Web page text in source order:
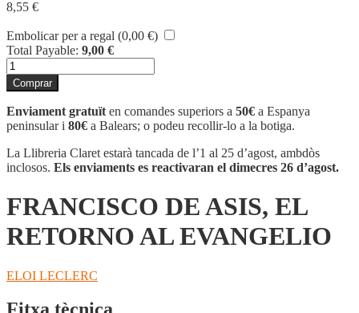
8,55 €
Embolicar per a regal (0,00 €)
Total Payable: 9,00 €
quantitat
de
FRANCISCO
DE
ASIS,
EL
RETORNO
AL
Comprar
Enviament gratuït en comandes superiors a 50€ a Espanya
peninsular i 80€ a Balears; o podeu recollir-lo a la botiga.
La Llibreria Claret estarà tancada de l’1 al 25 d’agost, ambdòs
inclosos. Els enviaments es reactivaran el dimecres 26 d’agost.
FRANCISCO DE ASIS, EL
RETORNO AL EVANGELIO
ELOI LECLERC